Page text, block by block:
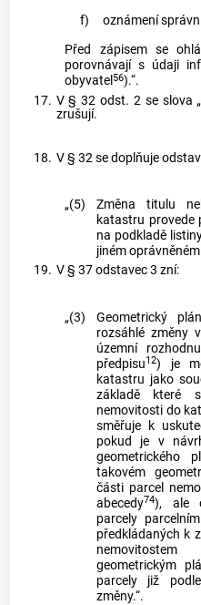
f)
oznámení
Před zápisem se
porovnávají s údaji
obyvatel56).“.
17. V § 32 odst. 2 se slova
zrušují.
18. V § 32 se doplňuje
„(5)
Změna titulu
katastru provede
na podkladě
jiném
19. V § 37 odstavec 3 zní:
„(3)
Geometrický
rozsáhlé změny
územní
předpisu12) je
katastru jako
základě které
nemovitosti do
směřuje k
pokud je v
geometrického
takovém
části parcel
abecedy74), ale
parcely
předkládaných k
geometrickým
parcely již
změny.“.